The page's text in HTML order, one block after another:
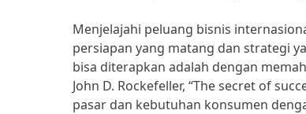
Menjelajahi peluang bisnis
persiapan yang matang dan strategi
bisa diterapkan adalah dengan
John D. Rockefeller, “The secret of
pasar dan kebutuhan konsumen